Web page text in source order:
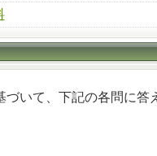
づいて、下記の各問に答